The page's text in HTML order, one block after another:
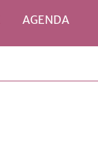
AGENDA